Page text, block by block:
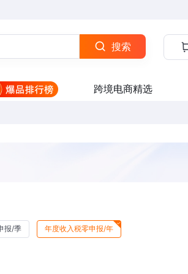
搜索
跨境电商精选
报/季 年度收入税零申报/年